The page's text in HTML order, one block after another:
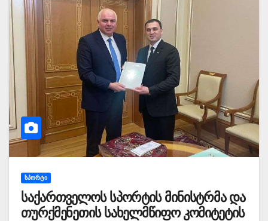
ᲡᲞᲝᲠᲢᲘ
საქართველოს სპორტის მინისტრმა და
თურქმენეთის სახელმწიფო კომიტეტის